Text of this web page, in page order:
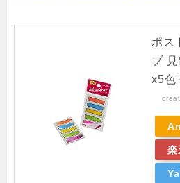
ポス
ブ
x5色
楽